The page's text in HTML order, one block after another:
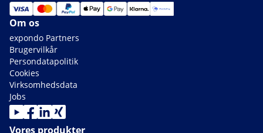
Om os
expondo Partners
Brugervilkår
Persondatapolitik
Cookies
Virksomhedsdata
Jobs
Vores produkter